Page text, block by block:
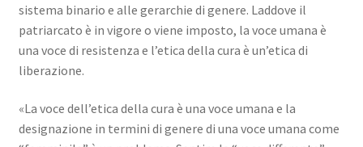
sistema binario e alle gerarchie di genere. Laddove il
patriarcato è in vigore o viene imposto, la voce umana è
una voce di resistenza e l’etica della cura è un’etica di
liberazione.
«La voce dell’etica della cura è una voce umana e la
designazione in termini di genere di una voce umana come